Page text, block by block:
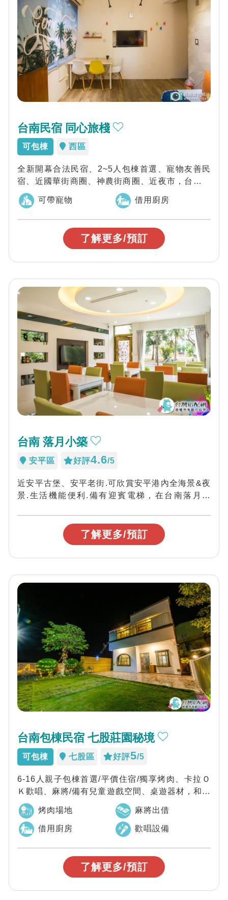
台南民宿 同心旅棧
可包棟 西區
全新開幕合法民宿、2~5人包棟首選、寵物友善民
宿、近國華街商圈、神農街商圈、近夜市，台南同
心旅棧以老宅再生為特色規劃舒適住宿空間，...
可帶寵物 借用廚房
了解更多/預訂
台南 落月小築
安平區 好評4.6/5
近安平古堡、安平老街.可欣賞安平港內全海景&夜
景.生活機能便利.備有迎賓電梯，在台南落月小
了解更多/預訂
台南包棟民宿 七股莊園秘境
可包棟 七股區 好評5/5
6-16人親子包棟首選/平價住宿/獨享烤肉、卡拉Ｏ
Ｋ歡唱、麻將/備有兒童遊戲空間、桌遊器材，和親
朋好友小聚的同時，也不怕小孩沒地方...
烤肉場地 麻將出借
借用廚房 歡唱設備
了解更多/預訂